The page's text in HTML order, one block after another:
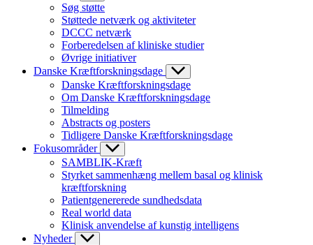
Søg støtte
Støttede netværk og aktiviteter
DCCC netværk
Forberedelsen af kliniske studier
Øvrige initiativer
Danske Kræftforskningsdage
Danske Kræftforskningsdage
Om Danske Kræftforskningsdage
Tilmelding
Abstracts og posters
Tidligere Danske Kræftforskningsdage
Fokusområder
SAMBLIK-Kræft
Styrket sammenhæng mellem basal og klinisk
kræftforskning
Patientgenererede sundhedsdata
Real world data
Klinisk anvendelse af kunstig intelligens
Nyheder